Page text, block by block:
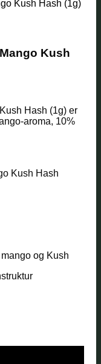
Kush Hash (1g)
Kush
Hash (1g) er
aroma, 10%
Kush Hash
og Kush